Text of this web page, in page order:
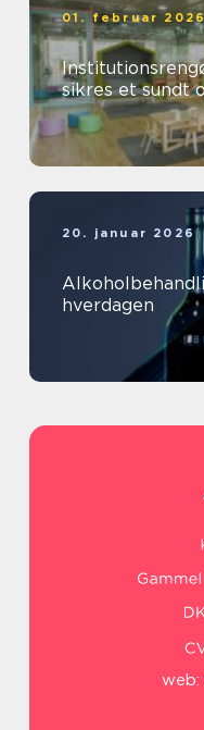
01. februar
sikres et sundt
20. januar 2026
hverdagen
web: